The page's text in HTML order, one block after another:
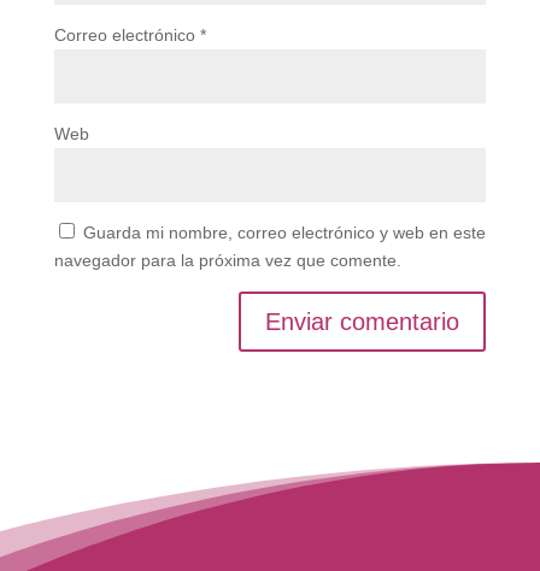
Correo electrónico *
Web
Guarda mi nombre, correo electrónico y web en este
navegador para la próxima vez que comente.